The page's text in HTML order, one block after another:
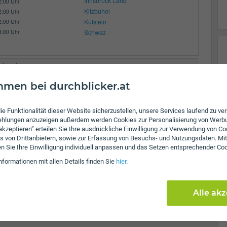
bei durchblicker.at
Funktionalität dieser Website sicherzustellen, unsere Services laufend zu
anzuzeigen außerdem werden Cookies zur Personalisierung von
erteilen Sie Ihre ausdrückliche Einwilligung zur Verwendung von
von Drittanbietern, sowie zur Erfassung von Besuchs- und Nutzungsdaten.
Sie Ihre Einwilligung individuell anpassen und das Setzen entsprechender
mit allen Details finden Sie hier.
Alle
Uhr
Uhr
Uhr
Kitzbühel
Kufstein
Schwaz
Zulassungsbezirke:
Kitzbühel
Kufstein
Schwaz